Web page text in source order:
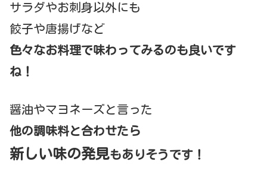
サラダやお刺身以外にも
餃子や唐揚げなど
色々なお料理で味わってみるのも良いです
ね！
醤油やマヨネーズと言った
他の調味料と合わせたら
新しい味の発見もありそうです！